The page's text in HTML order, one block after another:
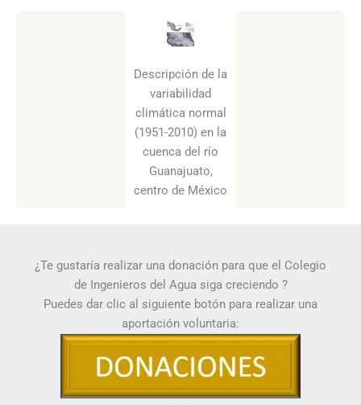
Descripción de la
variabilidad
climática normal
(1951-2010) en la
cuenca del río
Guanajuato,
centro de México
¿Te gustaría realizar una donación para que el Colegio
de Ingenieros del Agua siga creciendo ?
Puedes dar clic al siguiente botón para realizar una
aportación voluntaria: